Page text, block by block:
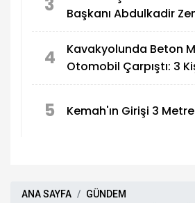
Başkanı Abdulkadir
4
Kavakyolunda Beton
Otomobil Çarpıştı: 3
5 Kemah'ın Girişi 3
ANA SAYFA
GÜNDEM